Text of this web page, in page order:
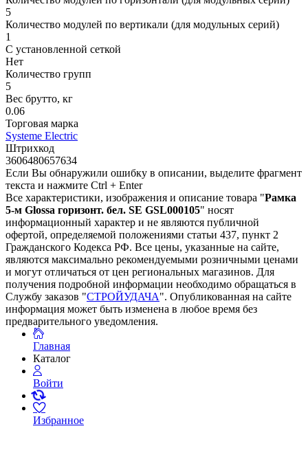
5
Количество модулей по вертикали (для модульных серий)
1
С установленной сеткой
Нет
Количество групп
5
Вес брутто, кг
0.06
Торговая марка
Systeme Electric
Штрихкод
3606480657634
Если Вы обнаружили ошибку в описании, выделите фрагмент
текста и нажмите Ctrl + Enter
Все характеристики, изображения и описание товара "Рамка
5-м Glossa горизонт. бел. SE GSL000105" носят
информационный характер и не являются публичной
офертой, определяемой положениями статьи 437, пункт 2
Гражданского Кодекса РФ. Все цены, указанные на сайте,
являются максимально рекомендуемыми розничными ценами
и могут отличаться от цен региональных магазинов. Для
получения подробной информации необходимо обращаться в
Службу заказов "СТРОЙУДАЧА". Опубликованная на сайте
информация может быть изменена в любое время без
предварительного уведомления.
Главная
Каталог
Войти
Избранное